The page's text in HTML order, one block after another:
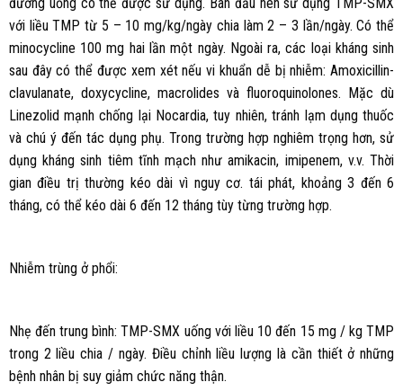
với liều TMP từ 5 – 10 mg/kg/ngày chia làm 2 – 3 lần/ngày. Có thể
minocycline 100 mg hai lần một ngày. Ngoài ra, các loại kháng sinh
sau đây có thể được xem xét nếu vi khuẩn dễ bị nhiễm: Amoxicillin-
clavulanate, doxycycline, macrolides và fluoroquinolones. Mặc dù
Linezolid mạnh chống lại Nocardia, tuy nhiên, tránh lạm dụng thuốc
và chú ý đến tác dụng phụ. Trong trường hợp nghiêm trọng hơn, sử
dụng kháng sinh tiêm tĩnh mạch như amikacin, imipenem, v.v. Thời
gian điều trị thường kéo dài vì nguy cơ. tái phát, khoảng 3 đến 6
tháng, có thể kéo dài 6 đến 12 tháng tùy từng trường hợp.
Nhiễm trùng ở phổi:
Nhẹ đến trung bình: TMP-SMX uống với liều 10 đến 15 mg / kg TMP
trong 2 liều chia / ngày. Điều chỉnh liều lượng là cần thiết ở những
bệnh nhân bị suy giảm chức năng thận.